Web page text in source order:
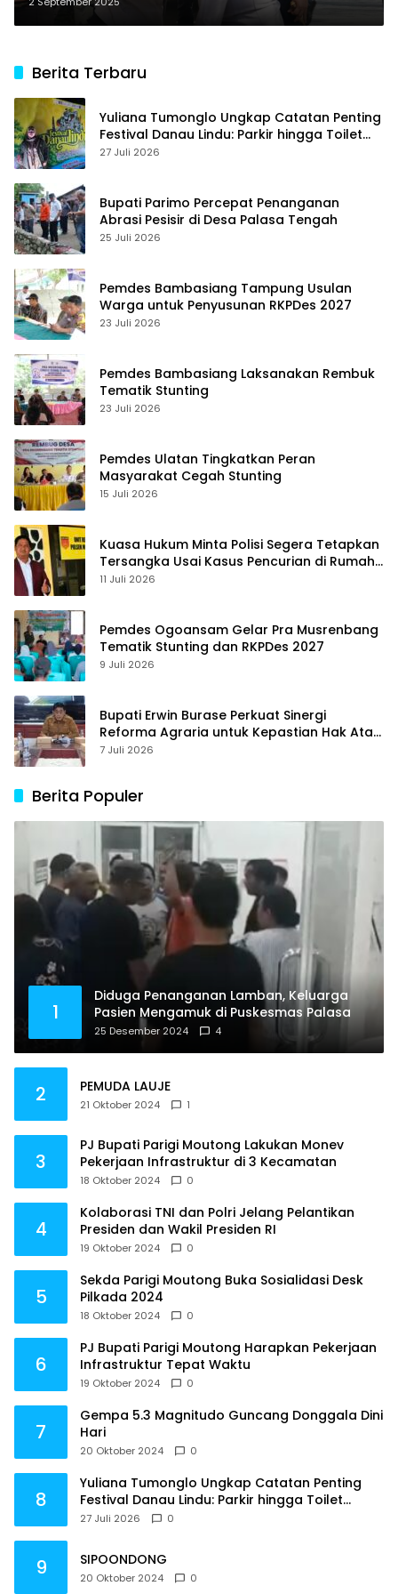
Berita Terbaru
Yuliana Tumonglo Ungkap Catatan Penting
Festival Danau Lindu: Parkir hingga Toilet
Harus Jadi Prioritas
27 Juli 2026
Bupati Parimo Percepat Penanganan
Abrasi Pesisir di Desa Palasa Tengah
25 Juli 2026
Pemdes Bambasiang Tampung Usulan
Warga untuk Penyusunan RKPDes 2027
23 Juli 2026
Pemdes Bambasiang Laksanakan Rembuk
Tematik Stunting
23 Juli 2026
Pemdes Ulatan Tingkatkan Peran
Masyarakat Cegah Stunting
15 Juli 2026
Kuasa Hukum Minta Polisi Segera Tetapkan
Tersangka Usai Kasus Pencurian di Rumah
Anggota Dewan Bantul di Sigi Naik
11 Juli 2026
Pemdes Ogoansam Gelar Pra Musrenbang
Tematik Stunting dan RKPDes 2027
9 Juli 2026
Bupati Erwin Burase Perkuat Sinergi
Reforma Agraria untuk Kepastian Hak Atas
Tanah bagi Masyarakat
7 Juli 2026
Berita Populer
1
Diduga Penanganan Lamban, Keluarga
Pasien Mengamuk di Puskesmas Palasa
25 Desember 2024 4
2 PEMUDA LAUJE
21 Oktober 2024 1
3
PJ Bupati Parigi Moutong Lakukan Monev
Pekerjaan Infrastruktur di 3 Kecamatan
18 Oktober 2024 0
4
Kolaborasi TNI dan Polri Jelang Pelantikan
Presiden dan Wakil Presiden RI
19 Oktober 2024 0
5
Sekda Parigi Moutong Buka Sosialidasi Desk
Pilkada 2024
18 Oktober 2024 0
6
PJ Bupati Parigi Moutong Harapkan Pekerjaan
Infrastruktur Tepat Waktu
19 Oktober 2024 0
7
Gempa 5.3 Magnitudo Guncang Donggala Dini
Hari
20 Oktober 2024 0
8
Yuliana Tumonglo Ungkap Catatan Penting
Festival Danau Lindu: Parkir hingga Toilet
Harus Jadi Prioritas
27 Juli 2026 0
9 SIPOONDONG
20 Oktober 2024 0